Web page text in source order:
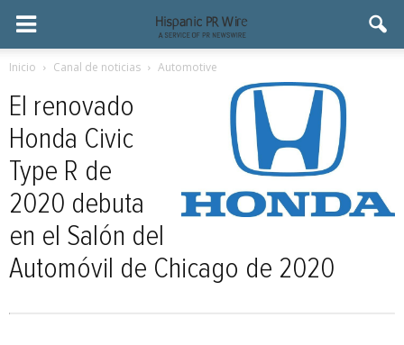
Inicio Canal de noticias Automotive
El renovado
Honda Civic
Type R de
2020 debuta
en el Salón del
Automóvil de Chicago de 2020